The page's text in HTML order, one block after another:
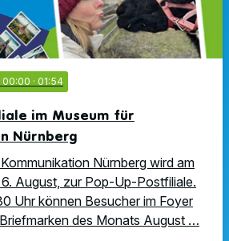
00:00 · 01:54
im Museum für
Nürnberg
Nürnberg wird am
August, zur Pop-Up-Postfiliale.
Uhr können Besucher im Foyer
des Monats August …